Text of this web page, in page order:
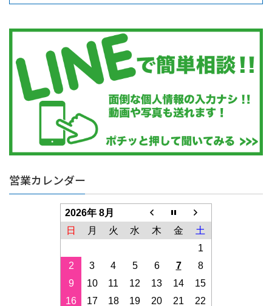
営業カレンダー
2026年 8月
日
月 火 水 木 金
土
1
2
3 4 5 6 7
8
9
10 11 12 13 14
15
16
17 18 19 20 21
22